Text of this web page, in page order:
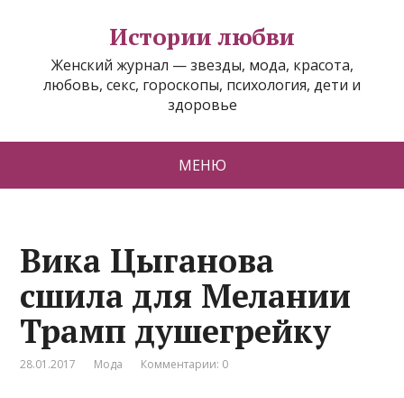
Истории любви
Женский журнал — звезды, мода, красота,
любовь, секс, гороскопы, психология, дети и
здоровье
МЕНЮ
Вика Цыганова
сшила для Мелании
Трамп душегрейку
28.01.2017 Мода Комментарии: 0